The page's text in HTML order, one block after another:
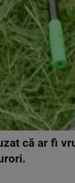
că ar fi